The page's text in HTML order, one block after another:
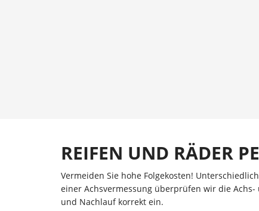
REIFEN UND RÄDER
Vermeiden Sie hohe Folgekosten!
einer Achsvermessung überprüfen wir die
und Nachlauf korrekt ein.